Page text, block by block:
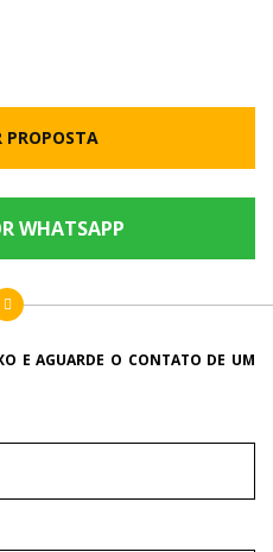
PROPOSTA
WHATSAPP
E AGUARDE O CONTATO DE UM